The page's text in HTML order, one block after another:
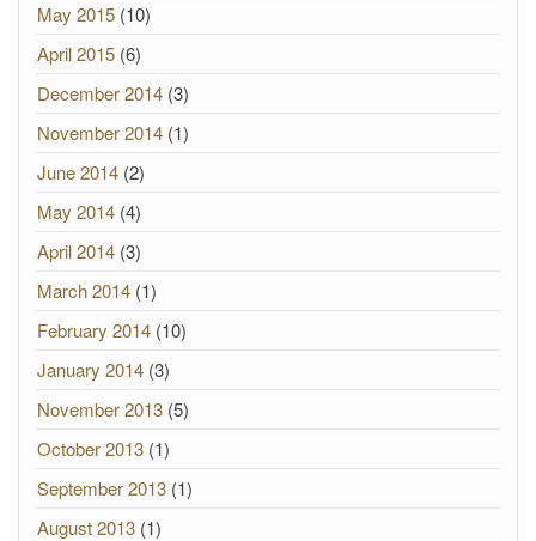
May 2015 (10)
April 2015 (6)
December 2014 (3)
November 2014 (1)
June 2014 (2)
May 2014 (4)
April 2014 (3)
March 2014 (1)
February 2014 (10)
January 2014 (3)
November 2013 (5)
October 2013 (1)
September 2013 (1)
August 2013 (1)